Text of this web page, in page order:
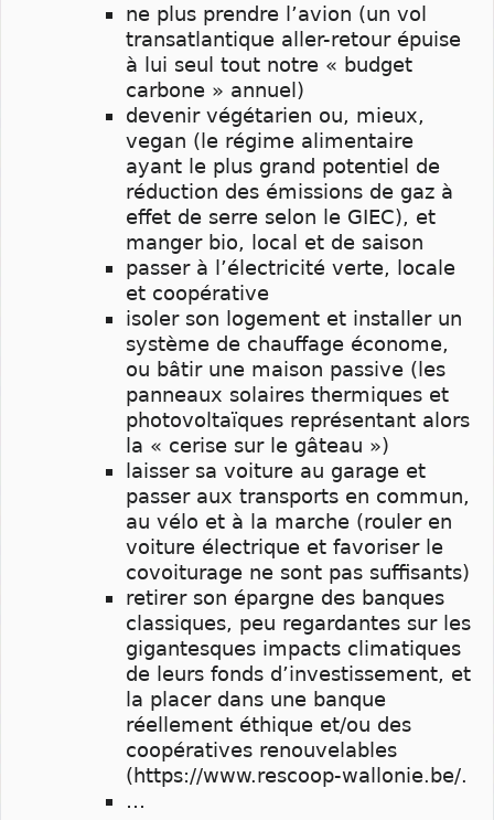
ne plus prendre l’avion (un vol
transatlantique aller-retour épuise
à lui seul tout notre « budget
carbone » annuel)
devenir végétarien ou, mieux,
vegan (le régime alimentaire
ayant le plus grand potentiel de
réduction des émissions de gaz à
effet de serre selon le GIEC), et
manger bio, local et de saison
passer à l’électricité verte, locale
et coopérative
isoler son logement et installer un
système de chauffage économe,
ou bâtir une maison passive (les
panneaux solaires thermiques et
photovoltaïques représentant alors
la « cerise sur le gâteau »)
laisser sa voiture au garage et
passer aux transports en commun,
au vélo et à la marche (rouler en
voiture électrique et favoriser le
covoiturage ne sont pas suffisants)
retirer son épargne des banques
classiques, peu regardantes sur les
gigantesques impacts climatiques
de leurs fonds d’investissement, et
la placer dans une banque
réellement éthique et/ou des
coopératives renouvelables
(https://www.rescoop-wallonie.be/.
…